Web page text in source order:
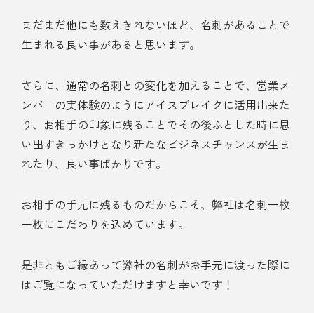
まだまだ他にも数えきれないほど、名刺があることで
生まれる良い事があると思います。
さらに、通常の名刺との変化を加えることで、営業メ
ンバーの実体験のようにアイスブレイクに活用出来た
り、お相手の印象に残ることでその後ふとした時に思
い出すきっかけとなり新たなビジネスチャンスが生ま
れたり、良い事ばかりです。
お相手の手元に残るものだからこそ、弊社は名刺一枚
一枚にこだわりを込めています。
是非ともご縁あって弊社の名刺がお手元に渡った際に
はご覧になっていただけますと幸いです！